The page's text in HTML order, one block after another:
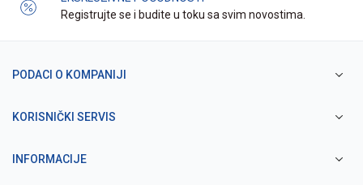
Registrujte se i budite u toku sa svim novostima.
PODACI O KOMPANIJI
KORISNIČKI SERVIS
INFORMACIJE